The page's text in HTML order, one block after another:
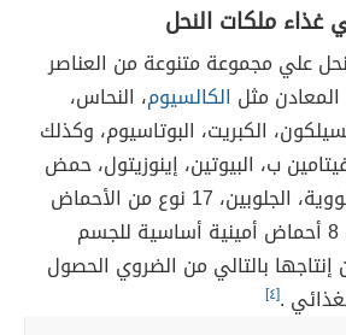
غذاء ملكات النحل
علي مجموعة متنوعة من العناصر
مثل الكالسيوم، النحاس،
الكبريت، البوتاسيوم، وكذلك
ب، البيوتين، إينوزيتول، حمض
الفوليك، الأحماض النووية، الجلوبين، 17 نوع من الأحماض
الامينية، بما في ذلك 8 أحماض أمينية أساسية للجسم
بالتالي من الضروي الحصول
.[٤]